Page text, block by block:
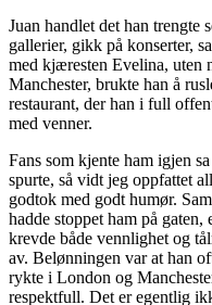
Juan handlet det han trengte
gallerier, gikk på konserter,
med kjæresten Evelina, uten
Manchester, brukte han å
restaurant, der han i full
med venner.
Fans som kjente ham igjen
spurte, så vidt jeg oppfattet
godtok med godt humør.
hadde stoppet ham på
krevde både vennlighet og
av. Belønningen var at han
rykte i London og
respektfull. Det er egentlig